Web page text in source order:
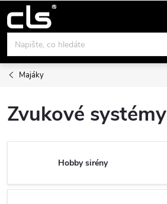
na
obsah
Majáky
Zvukové systémy
Hobby sirény